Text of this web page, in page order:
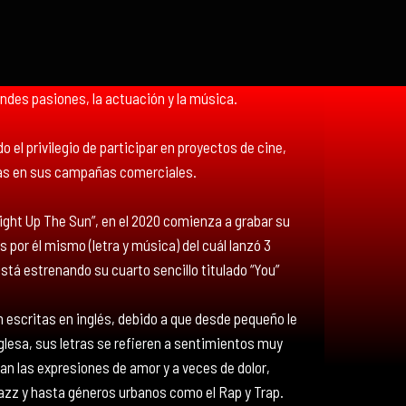
pasiones, la actuación y la música.
el privilegio de participar en proyectos de cine,
en sus campañas comerciales.
Up The Sun”, en el 2020 comienza a grabar su
él mismo (letra y música) del cuál lanzó 3
estrenando su cuarto sencillo titulado “You”
en inglés, debido a que desde pequeño le
sus letras se refieren a sentimientos muy
las expresiones de amor y a veces de dolor,
y hasta géneros urbanos como el Rap y Trap.